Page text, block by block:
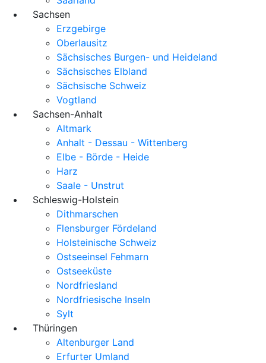
Sachsen
Erzgebirge
Oberlausitz
Sächsisches Burgen- und Heideland
Sächsisches Elbland
Sächsische Schweiz
Vogtland
Sachsen-Anhalt
Altmark
Anhalt - Dessau - Wittenberg
Elbe - Börde - Heide
Harz
Saale - Unstrut
Schleswig-Holstein
Dithmarschen
Flensburger Fördeland
Holsteinische Schweiz
Ostseeinsel Fehmarn
Ostseeküste
Nordfriesland
Nordfriesische Inseln
Sylt
Thüringen
Altenburger Land
Erfurter Umland